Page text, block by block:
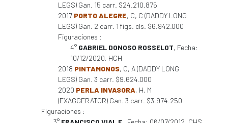
LEGS) Gan. 15 carr. $24.210.875
2017 PORTO ALEGRE, C, C (DADDY LONG
LEGS) Gan. 2 carr. 1 figs. cls. $6.942.000
Figuraciones :
4° GABRIEL DONOSO ROSSELOT, Fecha:
10/12/2020, HCH
2018 PINTAMONOS, C, A (DADDY LONG
LEGS) Gan. 3 carr. $9.624.000
2020 PERLA INVASORA, H, M
(EXAGGERATOR) Gan. 3 carr. $3.974.250
Figuraciones :